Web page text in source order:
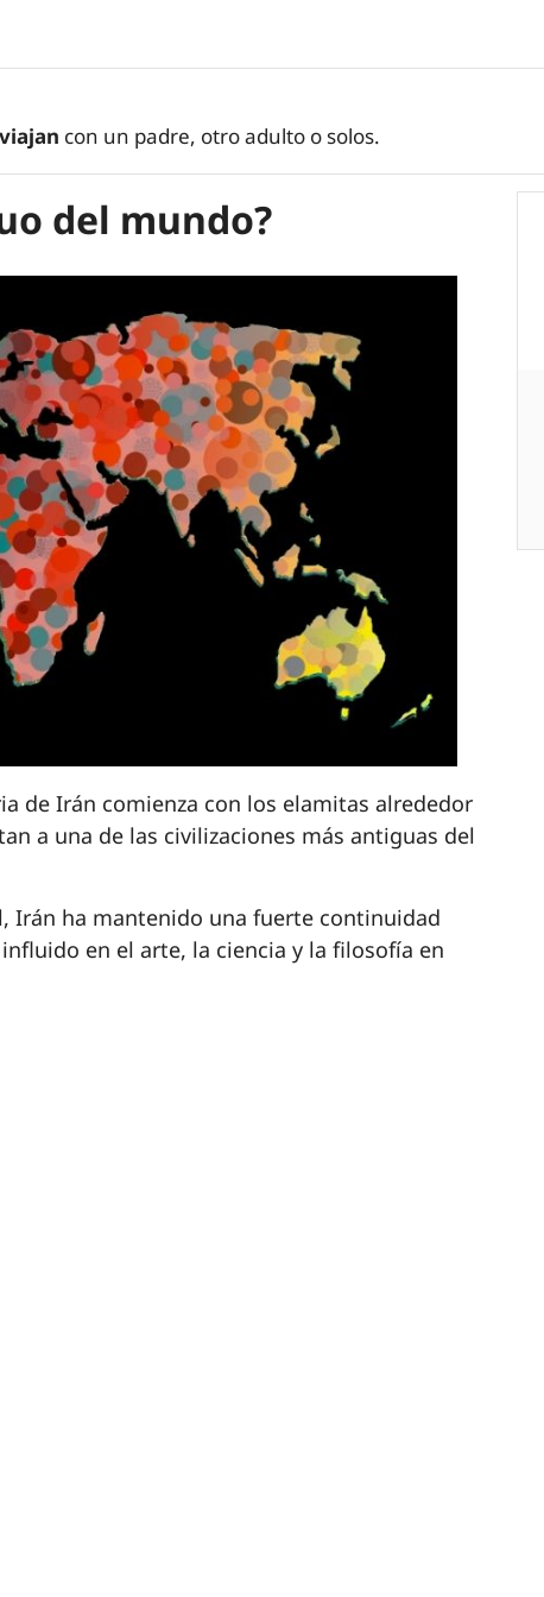
viajan con un padre, otro adulto o solos.
del mundo?
de Irán comienza con los elamitas alrededor
a una de las civilizaciones más antiguas del
Irán ha mantenido una fuerte continuidad
en el arte, la ciencia y la filosofía en